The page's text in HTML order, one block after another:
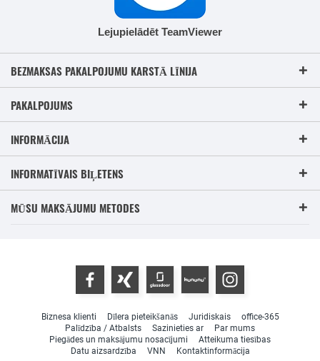
Lejupielādēt TeamViewer
BEZMAKSAS PAKALPOJUMU KARSTĀ LĪNIJA
PAKALPOJUMS
INFORMĀCIJA
INFORMATĪVAIS BIĻETENS
MŪSU MAKSĀJUMU METODES
Biznesa klienti Dīlera pieteikšanās Juridiskais
office-365
Palīdzība / Atbalsts
Sazinieties ar
Par mums
Piegādes un maksājumu nosacījumi
Atteikuma tiesības
Datu aizsardzība
VNN Kontaktinformācija